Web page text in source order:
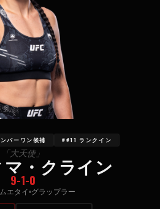
バーワン候補 ##11 ランクイン
「大天使」
・クライン
9-1-0
エタイ グラップラー